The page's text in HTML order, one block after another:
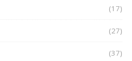
(17)
(27)
(37)